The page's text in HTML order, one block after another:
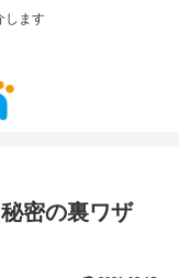
します
密の裏ワザ